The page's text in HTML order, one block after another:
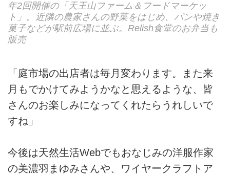
年2回開催の「天王山ファーム＆フードマーケッ
ト」。近隣の農家さんの野菜をはじめ、パンや焼き
菓子などが駅前広場に並ぶ。Relish食堂のお弁当も
販売
「庭市場の出店者は毎月変わります。また来
月もでかけてみようかなと思えるような、皆
さんのお楽しみになってくれたらうれしいで
すね」
今後は天然生活Webでもおなじみの洋服作家
の美濃羽まゆみさんや、ワイヤークラフトア